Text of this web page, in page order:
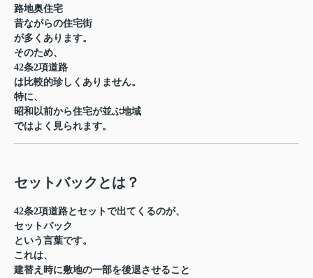
路地奥住宅
昔ながらの住宅街
が多くあります。
そのため、
42条2項道路
は比較的珍しくありません。
特に、
昭和以前から住宅が並ぶ地域
ではよく見られます。
セットバックとは？
42条2項道路とセットで出てくるのが、
セットバック
という言葉です。
これは、
建替え時に敷地の一部を後退させること